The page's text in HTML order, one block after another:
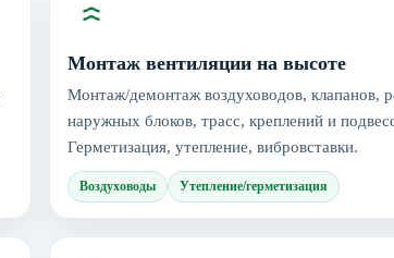
Монтаж вентиляции на высоте
Монтаж/демонтаж воздуховодов, клапанов,
наружных блоков, трасс, креплений и
Герметизация, утепление, вибровставки.
Воздуховоды Утепление/герметизация